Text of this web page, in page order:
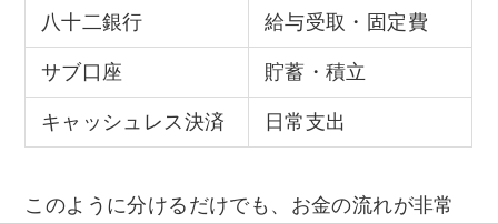
八十二銀行 給与受取・固定費
サブ口座 貯蓄・積立
キャッシュレス決済 日常支出
このように分けるだけでも、お金の流れが非常